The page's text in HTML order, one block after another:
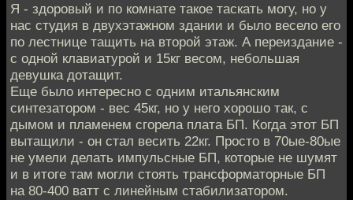
Я - здоровый и по комнате такое таскать могу, но у
нас студия в двухэтажном здании и было весело его
по лестнице тащить на второй этаж. А переиздание -
с одной клавиатурой и 15кг весом, небольшая
девушка дотащит.
Еще было интересно с одним итальянским
синтезатором - вес 45кг, но у него хорошо так, с
дымом и пламенем сгорела плата БП. Когда этот БП
вытащили - он стал весить 22кг. Просто в 70ые-80ые
не умели делать импульсные БП, которые не шумят
и в итоге там могли стоять трансформаторные БП
на 80-400 ватт с линейным стабилизатором.